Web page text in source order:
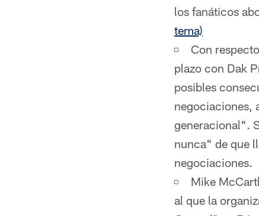
los fanáticos
tema)
Con
plazo con Dak
posibles
negociaciones,
generacional".
nunca" de que
negociaciones.
Mike
al que la